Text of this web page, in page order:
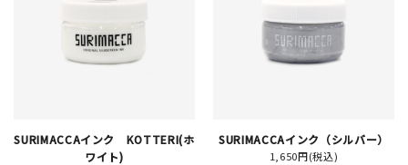
シルクスクリーン
SURIMACCAインク KOTTERI(ホ
ワイト)
SURIMACCAインク（シルバー）
1,650円(税込)